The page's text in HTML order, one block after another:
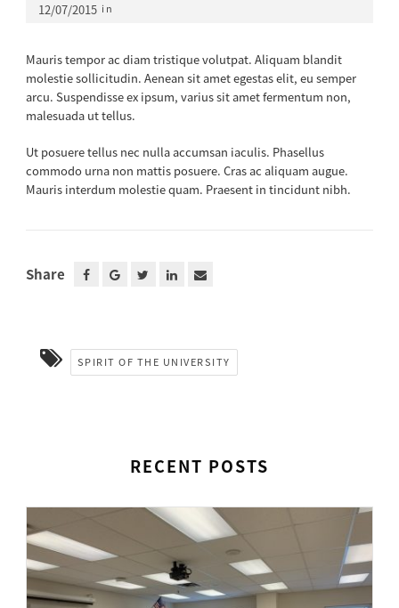
12/07/2015 in
Mauris tempor ac diam tristique volutpat. Aliquam blandit
molestie sollicitudin. Aenean sit amet egestas elit, eu semper
arcu. Suspendisse ex ipsum, varius sit amet fermentum non,
malesuada ut tellus.
Ut posuere tellus nec nulla accumsan iaculis. Phasellus
commodo urna non mattis posuere. Cras ac aliquam augue.
Mauris interdum molestie quam. Praesent in tincidunt nibh.
Share
SPIRIT OF THE UNIVERSITY
RECENT POSTS